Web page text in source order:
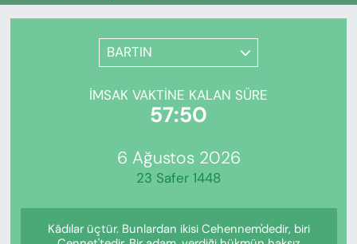
BARTIN
İMSAK VAKTINE KALAN SÜRE
57:50
6 Ağustos 2026
23 Safer 1448
Kâdılar üçtür. Bunlardan ikisi Cehennem'dedir, biri
YENİ MEDYADA EMEK
GAZETECİLİĞİNİ GELİŞTİRMEK
EĞİTİM
Trafik Durumu
Süper Lig Puan Durumu ve Fikstür
Tüm Manşetler
Haber Arşivi